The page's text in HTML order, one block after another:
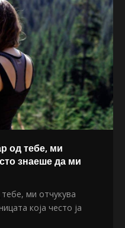
од тебе, ми
знаеше да ми
ми отчукува
која често ја